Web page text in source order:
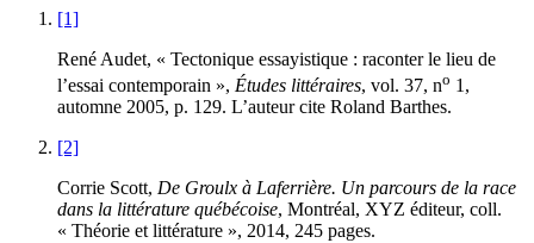
[1]
René Audet, « Tectonique essayistique : raconter le lieu de
l’essai contemporain », Études littéraires, vol. 37, no 1,
automne 2005, p. 129. L’auteur cite Roland Barthes.
[2]
Corrie Scott, De Groulx à Laferrière. Un parcours de la race
dans la littérature québécoise, Montréal, XYZ éditeur, coll.
« Théorie et littérature », 2014, 245 pages.